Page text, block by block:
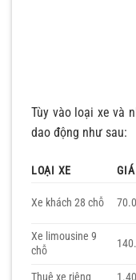
Tùy vào loại xe và
dao động như sau:
LOẠI XE
Xe khách 28 chỗ
Xe limousine 9
chỗ
Thuê xe riêng